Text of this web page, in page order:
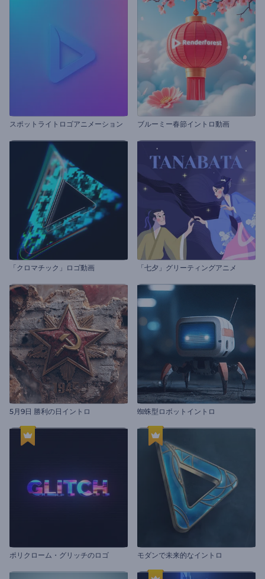
スポットライトロゴアニメーション ブルーミー春節イントロ動画
「クロマチック」ロゴ動画 「七夕」グリーティングアニメ
5月9日 勝利の日イントロ 蜘蛛型ロボットイントロ
ポリクローム・グリッチのロゴ モダンで未来的なイントロ